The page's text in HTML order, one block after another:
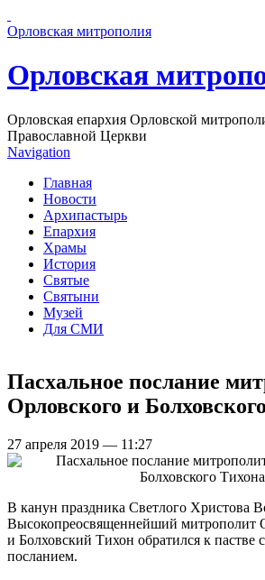
Орловская митрополия
Орловская
Орловская епархия Орловской
Православной Церкви
Navigation
Главная
Новости
Архипастырь
Епархия
Храмы
История
Святые
Святыни
Музей
Для СМИ
Пасхальное послание
Орловского и
27 апреля 2019 — 11:27
В канун праздника Светлого Христова
Высокопреосвященнейший митрополит
и Болховский Тихон обратился к пастве
посланием.